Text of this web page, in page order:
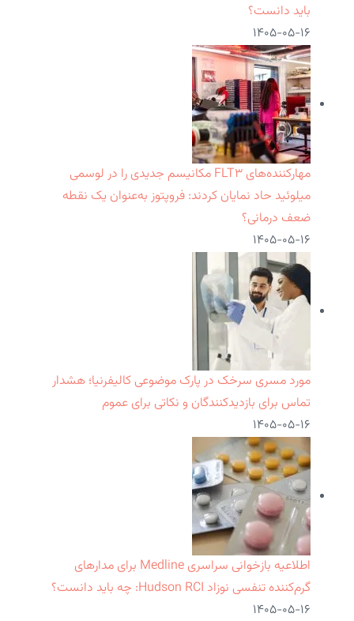
باید دانست؟
۱۴۰۵-۰۵-۱۶
مهارکننده‌های FLT۳ مکانیسم جدیدی را در لوسمی
میلوئید حاد نمایان کردند: فروپتوز به‌عنوان یک نقطه
ضعف درمانی؟
۱۴۰۵-۰۵-۱۶
مورد مسری سرخک در پارک موضوعی کالیفرنیا؛ هشدار
تماس برای بازدیدکنندگان و نکاتی برای عموم
۱۴۰۵-۰۵-۱۶
اطلاعیه بازخوانی سراسری Medline برای مدارهای
گرم‌کننده تنفسی نوزاد Hudson RCI: چه باید دانست؟
۱۴۰۵-۰۵-۱۶